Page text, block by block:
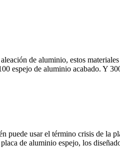
de aluminio, estos
espejo de aluminio acabado. Y
puede usar el término crisis de la
de aluminio espejo, los